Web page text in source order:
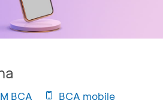
BCA BCA mobile